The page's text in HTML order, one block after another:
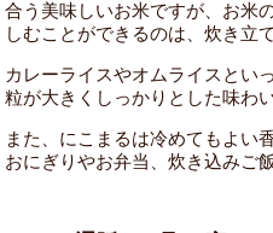
合う美味しいお米ですが、お米
しむことができるのは、炊き立
カレーライスやオムライスとい
粒が大きくしっかりとした味わ
また、にこまるは冷めてもよい
おにぎりやお弁当、炊き込みご